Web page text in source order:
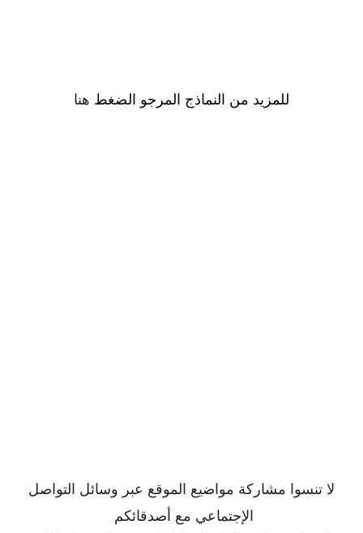
للمزيد من النماذج المرجو الضغط هنا
لا تنسوا مشاركة مواضيع الموقع عبر وسائل التواصل
الإجتماعي مع أصدقائكم